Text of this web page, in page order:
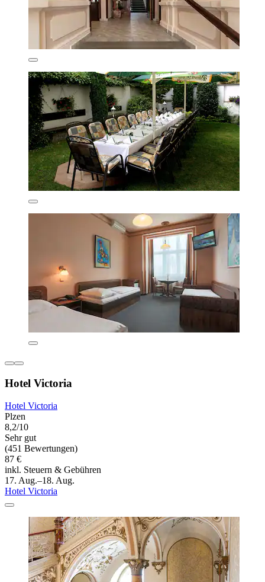
Hotel Victoria
Hotel Victoria
Plzen
8,2/10
Sehr gut
(451 Bewertungen)
87 €
inkl. Steuern & Gebühren
17. Aug.–18. Aug.
Hotel Victoria